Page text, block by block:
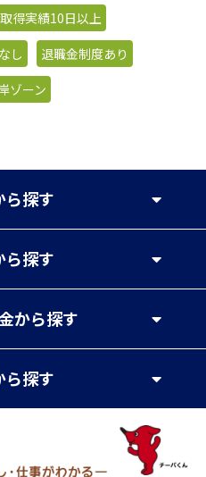
得実績10日以上
し
退職金制度あり
ゾーン
ら探す
ら探す
から探す
ら探す